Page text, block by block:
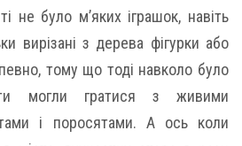
не було м’яких іграшок, навіть
вирізані з дерева фігурки або
тому що тоді навколо було
могли гратися з живими
і поросятами. А ось коли